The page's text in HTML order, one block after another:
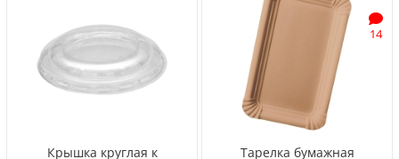
Крышка круглая к
14
Тарелка бумажная